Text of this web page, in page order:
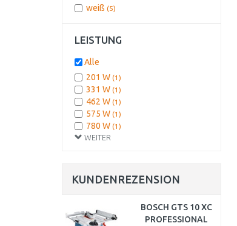
weiß (5)
LEISTUNG
WEITER
Alle
201 W (1)
331 W (1)
462 W (1)
575 W (1)
780 W (1)
KUNDENREZENSION
BOSCH GTS 10 XC
PROFESSIONAL